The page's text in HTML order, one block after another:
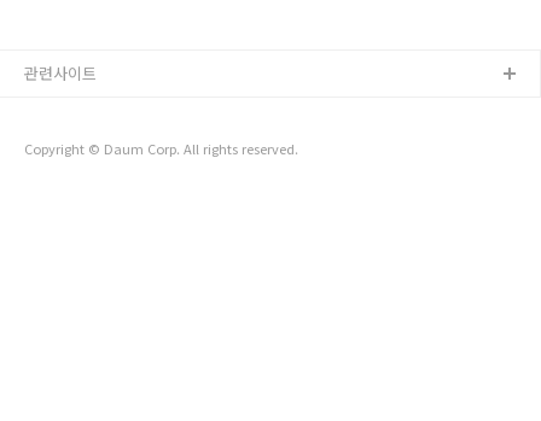
가 아니라 지각력이 있는 존재라고 주장했다. G는 르모인이 보안 정책을 위반했다고
Copyright © Daum Corp. All rights reserved.
관련사이트